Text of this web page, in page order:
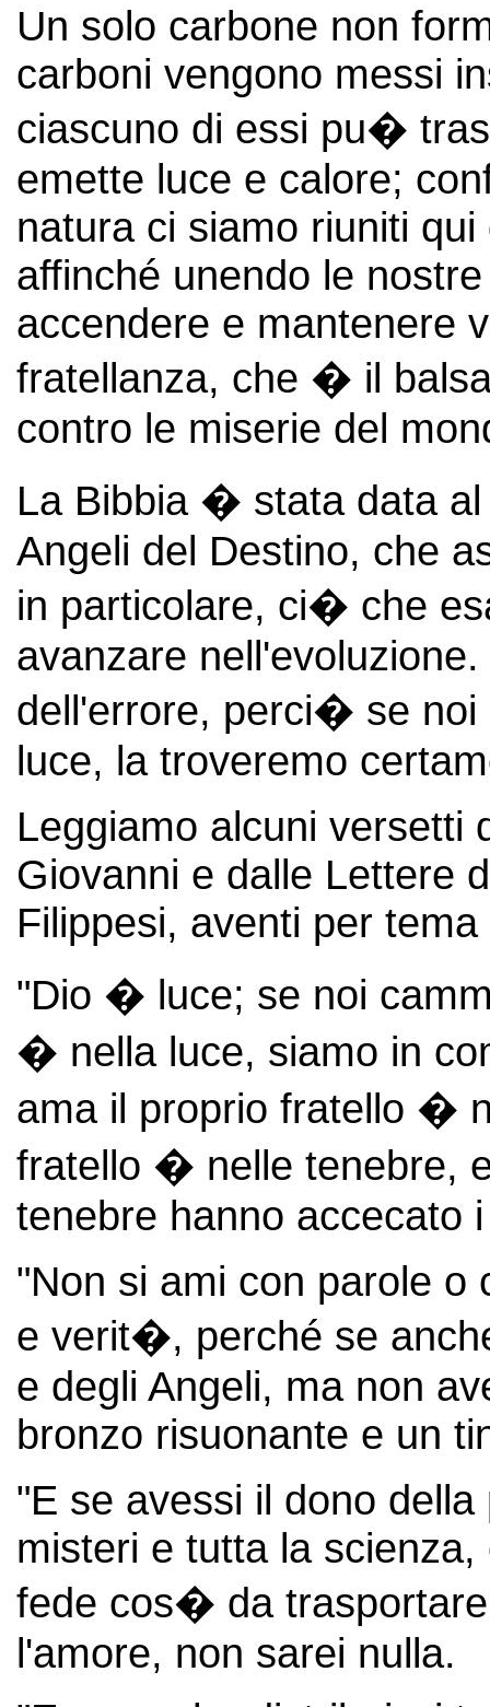
Un solo carbone non
carboni vengono messi
ciascuno di essi pu�
emette luce e calore;
natura ci siamo riuniti
affinché unendo le
accendere e mantenere
fratellanza, che � il
contro le miserie del
La Bibbia � stata data
Angeli del Destino, che
in particolare, ci� che
avanzare
dell'errore, perci� se noi
luce, la troveremo
Leggiamo alcuni versetti
Giovanni e dalle Lettere
Filippesi, aventi per
"Dio � luce; se noi
� nella luce, siamo in
ama il proprio fratello �
fratello � nelle tenebre,
tenebre hanno accecato
"Non si ami con parole o
e verit�, perché se
e degli Angeli, ma non
bronzo risuonante e un
"E se avessi il dono
misteri e tutta la
fede cos� da
l'amore, non sarei nulla.